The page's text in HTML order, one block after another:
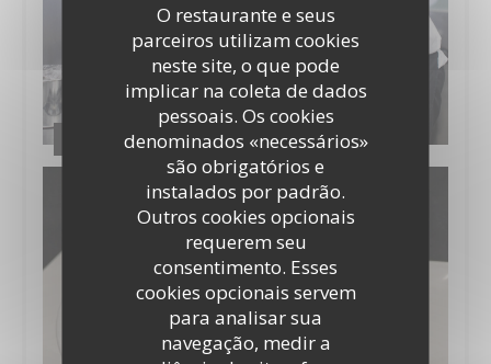
O restaurante e seus
parceiros utilizam cookies
neste site, o que pode
implicar na coleta de dados
pessoais. Os cookies
denominados «necessários»
são obrigatórios e
instalados por padrão.
Outros cookies opcionais
requerem seu
consentimento. Esses
cookies opcionais servem
para analisar sua
navegação, medir a
Album photo